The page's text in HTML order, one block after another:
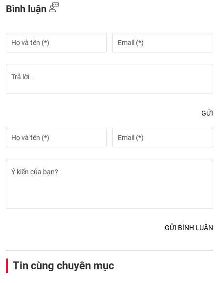
Bình luận
GỬI
GỬI BÌNH LUẬN
Tin cùng chuyên mục